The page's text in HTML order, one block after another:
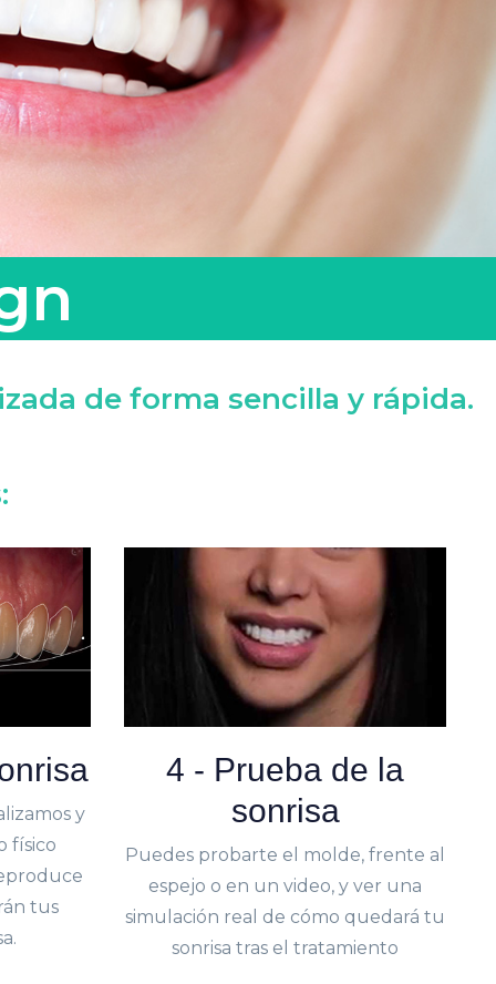
de forma sencilla y rápida.
y
físico
tus
4 - Prueba de la
sonrisa
Puedes probarte el molde, frente al
espejo o en un video, y ver una
simulación real de cómo quedará tu
sonrisa tras el tratamiento